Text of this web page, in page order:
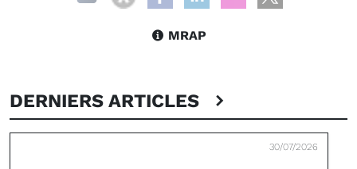
MRAP
DERNIERS ARTICLES
30/07/2026